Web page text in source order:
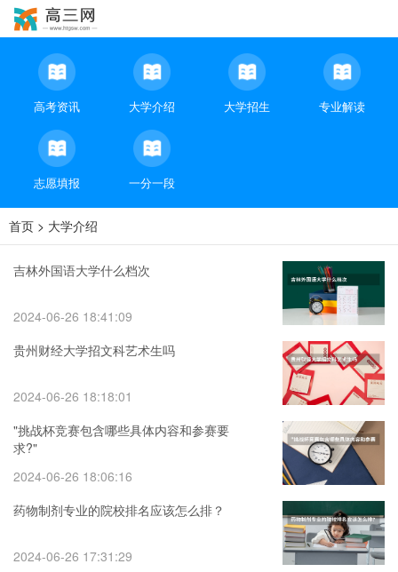
高考资讯 大学介绍 大学招生 专业解读
志愿填报 一分一段
首页 > 大学介绍
吉林外国语大学什么档次
2024-06-26 18:41:09
贵州财经大学招文科艺术生吗
2024-06-26 18:18:01
"挑战杯竞赛包含哪些具体内容和参赛要
求?"
2024-06-26 18:06:16
药物制剂专业的院校排名应该怎么排？
2024-06-26 17:31:29